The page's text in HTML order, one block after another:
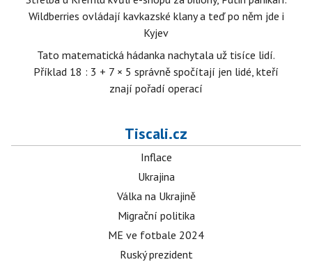
Wildberries ovládají kavkazské klany a teď po něm jde i
Kyjev
Tato matematická hádanka nachytala už tisíce lidí.
Příklad 18 : 3 + 7 × 5 správně spočítají jen lidé, kteří
znají pořadí operací
Tiscali.cz
Inflace
Ukrajina
Válka na Ukrajině
Migrační politika
ME ve fotbale 2024
Ruský prezident